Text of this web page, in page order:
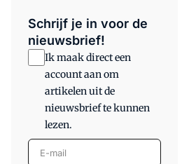
Schrijf je in voor de
nieuwsbrief!
Ik maak direct een
account aan om
artikelen uit de
nieuwsbrief te kunnen
lezen.
E-mail